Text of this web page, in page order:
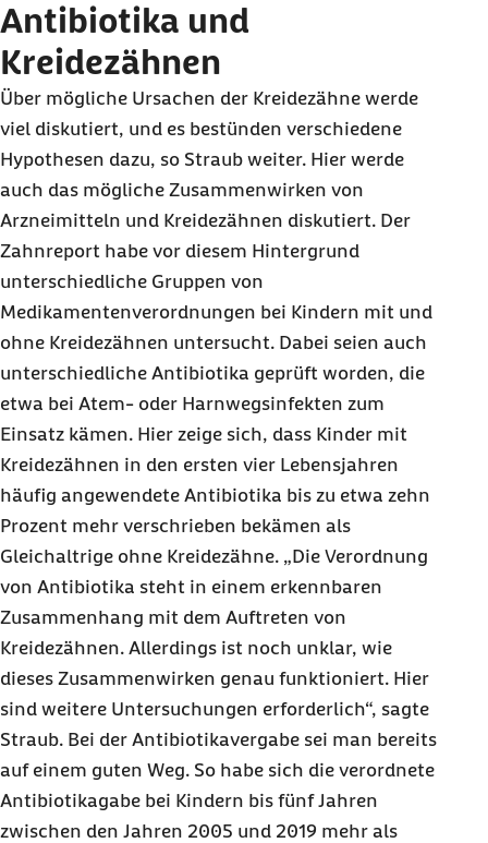
Antibiotika und
Kreidezähnen
Über mögliche Ursachen der Kreidezähne werde
viel diskutiert, und es bestünden verschiedene
Hypothesen dazu, so Straub weiter. Hier werde
auch das mögliche Zusammenwirken von
Arzneimitteln und Kreidezähnen diskutiert. Der
Zahnreport habe vor diesem Hintergrund
unterschiedliche Gruppen von
Medikamentenverordnungen bei Kindern mit und
ohne Kreidezähnen untersucht. Dabei seien auch
unterschiedliche Antibiotika geprüft worden, die
etwa bei Atem- oder Harnwegsinfekten zum
Einsatz kämen. Hier zeige sich, dass Kinder mit
Kreidezähnen in den ersten vier Lebensjahren
häufig angewendete Antibiotika bis zu etwa zehn
Prozent mehr verschrieben bekämen als
Gleichaltrige ohne Kreidezähne. „Die Verordnung
von Antibiotika steht in einem erkennbaren
Zusammenhang mit dem Auftreten von
Kreidezähnen. Allerdings ist noch unklar, wie
dieses Zusammenwirken genau funktioniert. Hier
sind weitere Untersuchungen erforderlich“, sagte
Straub. Bei der Antibiotikavergabe sei man bereits
auf einem guten Weg. So habe sich die verordnete
Antibiotikagabe bei Kindern bis fünf Jahren
zwischen den Jahren 2005 und 2019 mehr als